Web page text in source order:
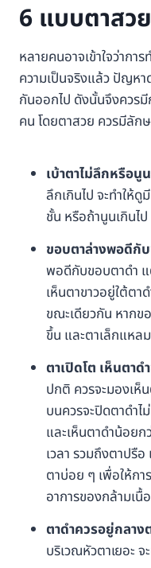
6 แบบตาสวย
หลายคนอาจเข้าใจว่ากา
ความเป็นจริงแล้ว ปัญห
กันออกไป ดังนั้นจึงควรมี
คน โดยตาสวย ควรมีลัก
เบ้าตาไม่ลึกหรือนู
ลึกเกินไป จะทำให้
ชั้น หรือถ้านูนเกินไ
ขอบตาล่างพอดีกั
พอดีกับขอบตาดำ แ
เห็นตาขาวอยู่ใต้ตา
ขณะเดียวกัน หากข
ขึ้น และตาเล็กแหล
ตาเปิดโต เห็นตาด
ปกติ ควรจะมองเห็
บนควรจะปิดตาดำ
และเห็นตาดำน้อย
เวลา รวมถึงตาปรื
ตาบ่อย ๆ เพื่อให้ก
อาการของกล้ามเ
ตาดำควรอยู่กลาง
บริเวณหัวตาเยอะ จ